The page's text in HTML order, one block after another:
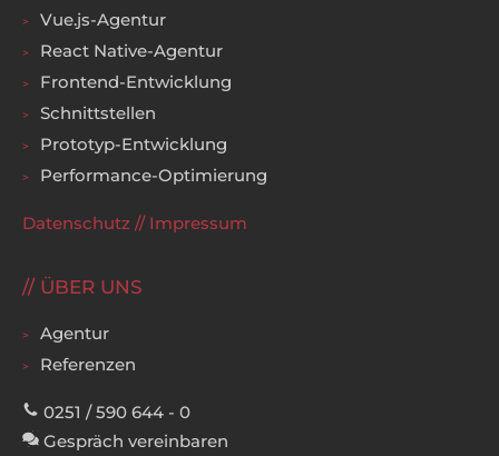
Vue.js-Agentur
React Native-Agentur
Frontend-Entwicklung
Schnittstellen
Prototyp-Entwicklung
Performance-Optimierung
Datenschutz // Impressum
ÜBER UNS
Agentur
Referenzen
0251 / 590 644 - 0
Gespräch vereinbaren